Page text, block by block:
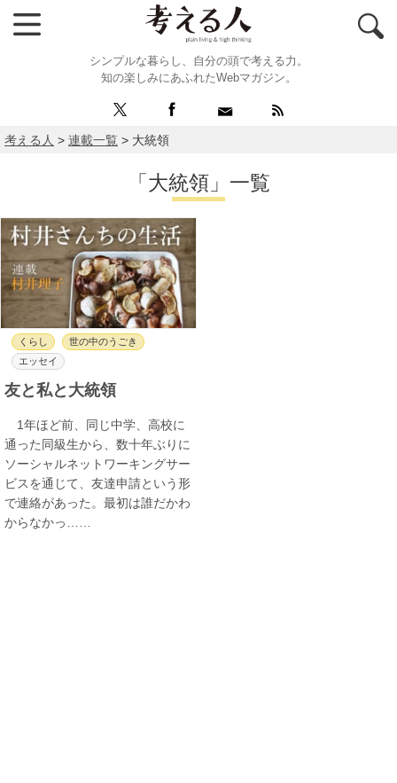
シンプルな暮らし、自分の頭で考える力。
知の楽しみにあふれたWebマガジン。
考える人 > 連載一覧 > 大統領
「大統領」一覧
くらし
世の中のうごき
エッセイ
友と私と大統領
1年ほど前、同じ中学、高校に
通った同級生から、数十年ぶりに
ソーシャルネットワーキングサー
ビスを通じて、友達申請という形
で連絡があった。最初は誰だかわ
からなかっ……